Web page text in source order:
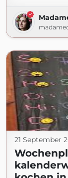
21 September